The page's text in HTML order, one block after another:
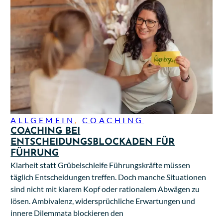
ALLGEMEIN ,COACHING
COACHING BEI
ENTSCHEIDUNGSBLOCKADEN FÜR
FÜHRUNG
Klarheit statt Grübelschleife Führungskräfte müssen
täglich Entscheidungen treffen. Doch manche Situationen
sind nicht mit klarem Kopf oder rationalem Abwägen zu
lösen. Ambivalenz, widersprüchliche Erwartungen und
innere Dilemmata blockieren den